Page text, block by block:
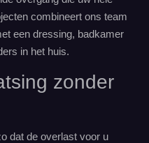
combineert ons team
een dressing, badkamer
in het huis.
zonder
dat de overlast voor u